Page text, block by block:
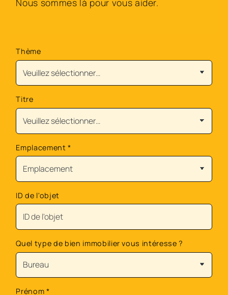
Nous sommes là pour vous aider.
Thème
Titre
Emplacement*
ID de l'objet
Quel type de bien immobilier vous intéresse ?
Prénom *